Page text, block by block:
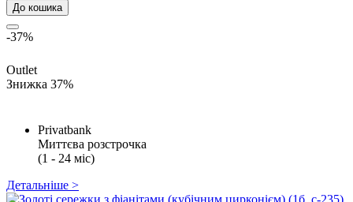
До кошика
-37%
Outlet
Знижка 37%
Privatbank
Миттєва розстрочка
(1 - 24 міс)
Детальніше >